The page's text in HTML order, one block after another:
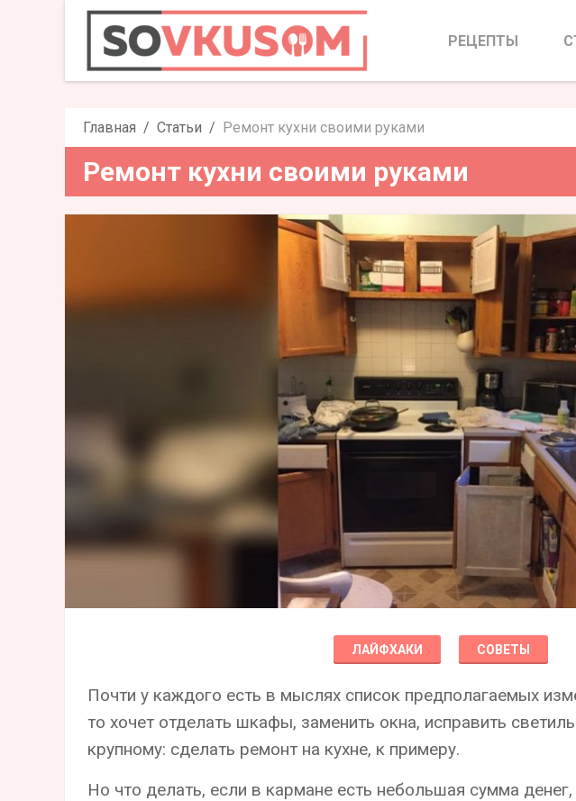
Ремонт кухни своими руками
РЕЦЕПТЫ
Главная Статьи Ремонт кухни своими руками
Ремонт кухни своими руками
ЛАЙФХАКИ СОВЕТЫ
Почти у каждого есть в мыслях список предполагаемых
то хочет отделать шкафы, заменить окна, исправить
крупному: сделать ремонт на кухне, к примеру.
Но что делать, если в кармане есть небольшая сумма